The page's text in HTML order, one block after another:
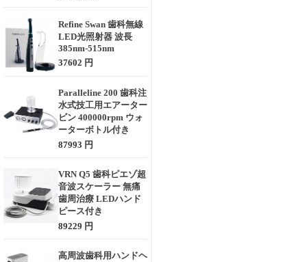
Refine Swan 歯科無線
LED光照射器 波長
385nm-515nm
37602 円
Paralleline 200 歯科注
水式技工用エアーター
ビン 400000rpm ウォ
ーターボトル付き
87993 円
VRN Q5 歯科ピエゾ超
音波スケーラー 無痛
歯周治療 LEDハンド
ピース付き
89229 円
高周波歯科用ハンドヘ